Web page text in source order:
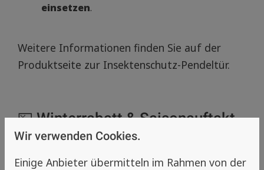
einsetzen.
Weitere Informationen finden Sie auf der
Produktseite zur Insektenschutz-Pendeltür.
💴 Winterrabatt & Saisonauftakt-
Rabatt auf
Wir verwenden Cookies.
Einige Anbieter übermitteln im Rahmen von der